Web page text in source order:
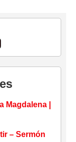
Magdalena |
– Sermón